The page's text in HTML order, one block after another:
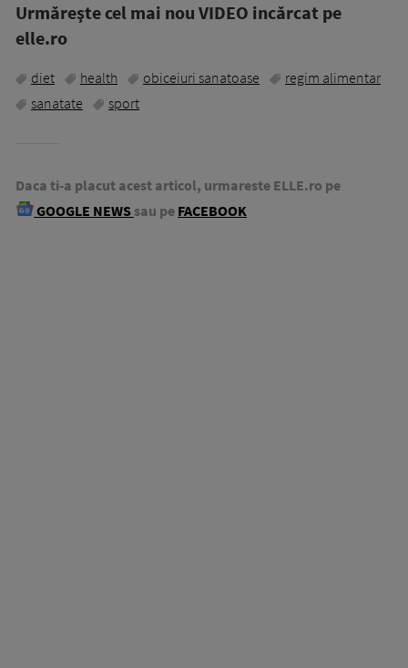
Urmăreşte cel mai nou VIDEO incărcat pe
elle.ro
diet health obiceiuri sanatoase
regim alimentar
sanatate
sport
Daca ti-a placut acest articol, urmareste ELLE.ro pe
GOOGLE NEWS sau pe FACEBOOK